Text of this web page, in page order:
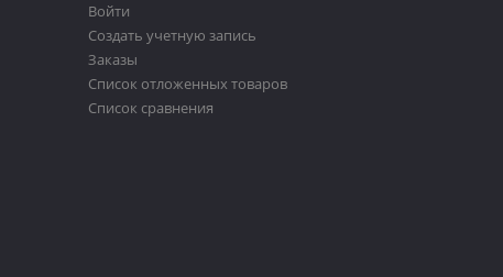
Войти
Создать учетную запись
Заказы
Список отложенных товаров
Список сравнения